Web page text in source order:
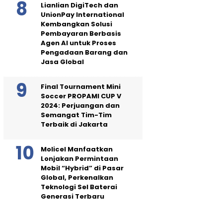
Lianlian DigiTech dan
UnionPay International
Kembangkan Solusi
Pembayaran Berbasis
Agen AI untuk Proses
Pengadaan Barang dan
Jasa Global
Final Tournament Mini
Soccer PROPAMI CUP V
2024: Perjuangan dan
Semangat Tim-Tim
Terbaik di Jakarta
Molicel Manfaatkan
Lonjakan Permintaan
Mobil “Hybrid” di Pasar
Global, Perkenalkan
Teknologi Sel Baterai
Generasi Terbaru